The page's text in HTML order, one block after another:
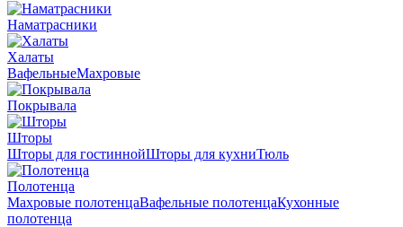
Наматрасники
Халаты
ВафельныеМахровые
Покрывала
Шторы
Шторы для гостиннойШторы для кухниТюль
Полотенца
Махровые полотенцаВафельные полотенцаКухонные
полотенца